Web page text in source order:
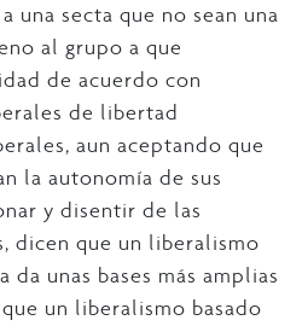
una secta que no sean una
al grupo a que
de acuerdo con
de libertad
aun aceptando que
la autonomía de sus
y disentir de las
dicen que un liberalismo
da unas bases más amplias
un liberalismo basado